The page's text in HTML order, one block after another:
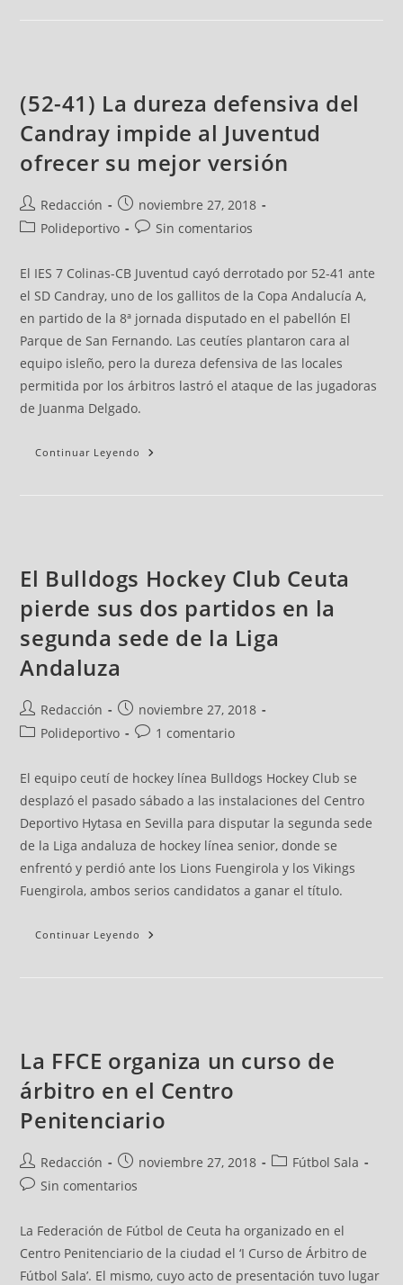
(52-41) La dureza defensiva del
Candray impide al Juventud
ofrecer su mejor versión
Redacción
noviembre 27, 2018
Polideportivo
Sin comentarios
El IES 7 Colinas-CB Juventud cayó derrotado por 52-41 ante
el SD Candray, uno de los gallitos de la Copa Andalucía A,
en partido de la 8ª jornada disputado en el pabellón El
Parque de San Fernando. Las ceutíes plantaron cara al
equipo isleño, pero la dureza defensiva de las locales
permitida por los árbitros lastró el ataque de las jugadoras
de Juanma Delgado.
Continuar Leyendo
El Bulldogs Hockey Club Ceuta
pierde sus dos partidos en la
segunda sede de la Liga
Andaluza
Redacción
noviembre 27, 2018
Polideportivo
1 comentario
El equipo ceutí de hockey línea Bulldogs Hockey Club se
desplazó el pasado sábado a las instalaciones del Centro
Deportivo Hytasa en Sevilla para disputar la segunda sede
de la Liga andaluza de hockey línea senior, donde se
enfrentó y perdió ante los Lions Fuengirola y los Vikings
Fuengirola, ambos serios candidatos a ganar el título.
Continuar Leyendo
La FFCE organiza un curso de
árbitro en el Centro
Penitenciario
Redacción noviembre 27, 2018
Fútbol Sala
Sin comentarios
La Federación de Fútbol de Ceuta ha organizado en el
Centro Penitenciario de la ciudad el ‘I Curso de Árbitro de
Fútbol Sala’. El mismo, cuyo acto de presentación tuvo lugar